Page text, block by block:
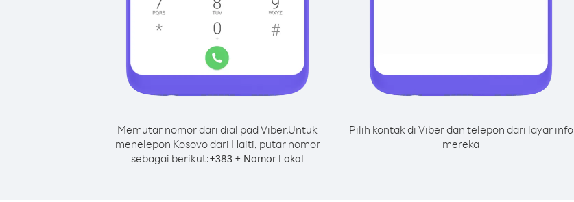
Memutar nomor dari dial pad Viber.Untuk
menelepon Kosovo dari Haiti, putar nomor
sebagai berikut:+383 + Nomor Lokal
Pilih kontak di Viber dan telepon dari layar info
mereka